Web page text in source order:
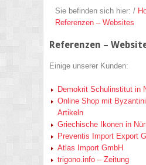
Sie befinden sich hier: /
Referenzen – Websites
Referenzen –
Einige unserer Kunden:
Demokrit Schulinstitut in
Online Shop mit
Artikeln
Griechische Ikonen in
Preventis Import Export
Atlas Import GmbH
trigono.info – Zeitung